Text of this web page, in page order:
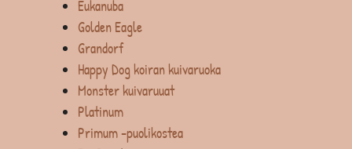
Eukanuba
Golden Eagle
Grandorf
Happy Dog koiran kuivaruoka
Monster kuivaruuat
Platinum
Primum -puolikostea